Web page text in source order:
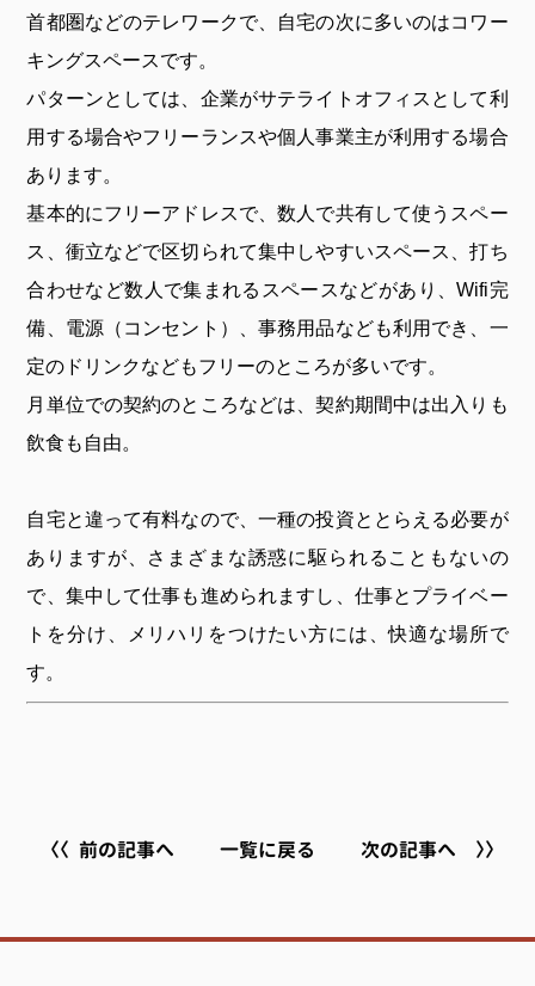
首都圏などのテレワークで、自宅の次に多いのはコワー
キングスペースです。
パターンとしては、企業がサテライトオフィスとして利
用する場合やフリーランスや個人事業主が利用する場合
あります。
基本的にフリーアドレスで、数人で共有して使うスペー
ス、衝立などで区切られて集中しやすいスペース、打ち
合わせなど数人で集まれるスペースなどがあり、Wifi完
備、電源（コンセント）、事務用品なども利用でき、一
定のドリンクなどもフリーのところが多いです。
月単位での契約のところなどは、契約期間中は出入りも
飲食も自由。
自宅と違って有料なので、一種の投資ととらえる必要が
ありますが、さまざまな誘惑に駆られることもないの
で、集中して仕事も進められますし、仕事とプライベー
トを分け、メリハリをつけたい方には、快適な場所で
す。
前の記事へ 一覧に戻る 次の記事へ